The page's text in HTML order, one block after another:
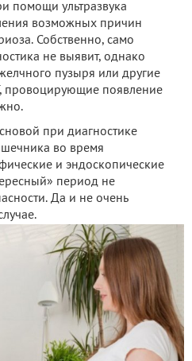
помощи ультразвука
возможных причин
Собственно, само
не выявит, однако
пузыря или другие
провоцирующие появление
при диагностике
во время
и эндоскопические
период не
Да и не очень